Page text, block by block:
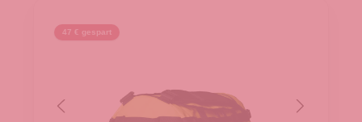
47 € gespart